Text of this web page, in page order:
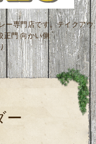
ー専門店です。テイクアウ
正門 向かい側